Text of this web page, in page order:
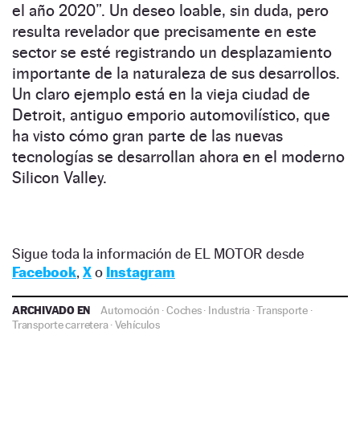
el año 2020”. Un deseo loable, sin duda, pero
resulta revelador que precisamente en este
sector se esté registrando un desplazamiento
importante de la naturaleza de sus desarrollos.
Un claro ejemplo está en la vieja ciudad de
Detroit, antiguo emporio automovilístico, que
ha visto cómo gran parte de las nuevas
tecnologías se desarrollan ahora en el moderno
Silicon Valley.
Sigue toda la información de EL MOTOR desde
Facebook, Xo Instagram
ARCHIVADO EN Automoción ·Coches· Industria·Transporte·
Transporte carretera·Vehículos